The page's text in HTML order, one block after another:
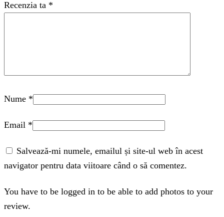
Recenzia ta *
Nume *
Email *
Salvează-mi numele, emailul și site-ul web în acest
navigator pentru data viitoare când o să comentez.
You have to be logged in to be able to add photos to your
review.